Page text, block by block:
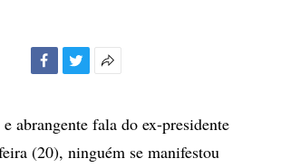
compartilhamento
abrangente fala do ex-presidente
(20), ninguém se manifestou